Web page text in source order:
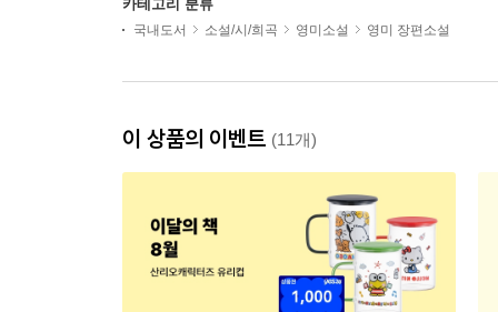
카테고리 분류
국내도서 소설/시/희곡 영미소설 영미 장편소설
이 상품의 이벤트 (11개)